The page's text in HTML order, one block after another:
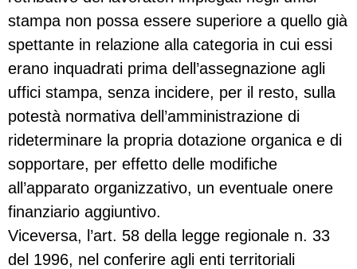
stampa non possa essere superiore a quello già
spettante in relazione alla categoria in cui essi
erano inquadrati prima dell’assegnazione agli
uffici stampa, senza incidere, per il resto, sulla
potestà normativa dell’amministrazione di
rideterminare la propria dotazione organica e di
sopportare, per effetto delle modifiche
all’apparato organizzativo, un eventuale onere
finanziario aggiuntivo.
Viceversa, l’art. 58 della legge regionale n. 33
del 1996, nel conferire agli enti territoriali